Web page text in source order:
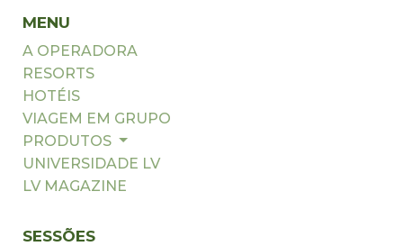
MENU
A OPERADORA
RESORTS
HOTÉIS
VIAGEM EM GRUPO
PRODUTOS
UNIVERSIDADE LV
LV MAGAZINE
SESSÕES